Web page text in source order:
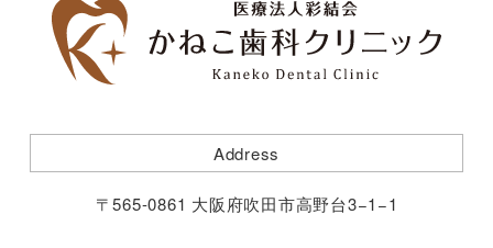
Address
〒565-0861 大阪府吹田市高野台3−1−1